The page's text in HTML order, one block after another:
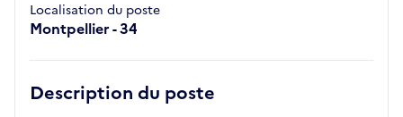
Localisation du poste
Montpellier - 34
Description du poste